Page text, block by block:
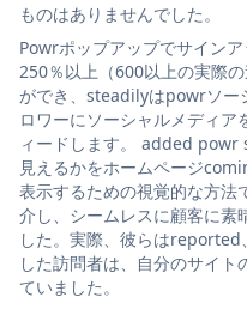
ものはありませんでした。
Powrポップアップでサイン
250％以上（600以上の実際
ができ、steadilyはpowrソー
ロワーにソーシャルメディア
ィードします。 added powr
見えるかをホームページ
表示するための視覚的な方法
介し、シームレスに顧客に素
した。実際、彼らは
した訪問者は、自分のサイ
ていました。